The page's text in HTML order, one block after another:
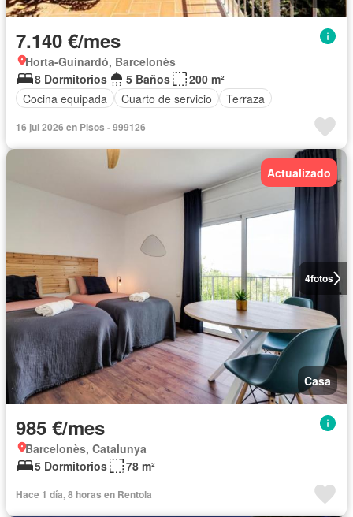
7.140 €/mes
Horta-Guinardó, Barcelonès
8 Dormitorios
5 Baños
200 m²
Cocina equipada
Cuarto de servicio Terraza
16 jul 2026 en Pisos - 999126
4fotos
Actualizado
Casa
985 €/mes
Barcelonès, Catalunya
5 Dormitorios
78 m²
Hace 1 día, 8 horas en Rentola